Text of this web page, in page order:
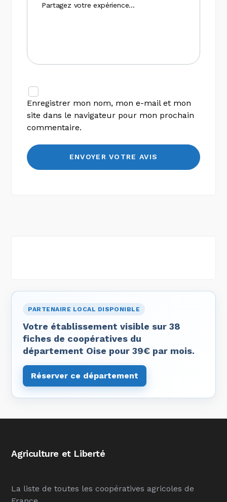
Enregistrer mon nom, mon e-mail et mon
site dans le navigateur pour mon prochain
commentaire.
PARTENAIRE LOCAL DISPONIBLE
Votre établissement visible sur 38
fiches de coopératives du
département Oise pour 39€ par mois.
Réserver ce département
Agriculture et Liberté
La liste de toutes les coopératives agricoles de